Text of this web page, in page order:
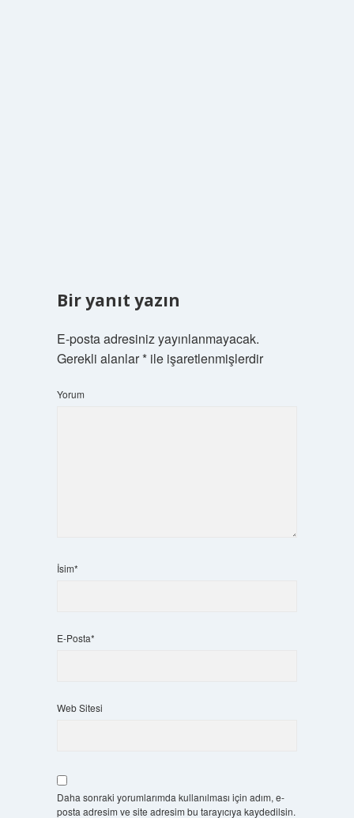
Bir yanıt yazın
E-posta adresiniz yayınlanmayacak.
Gerekli alanlar*ile işaretlenmişlerdir
Yorum
İsim*
E-Posta*
Web Sitesi
Daha sonraki yorumlarımda kullanılması için adım, e-
posta adresim ve site adresim bu tarayıcıya kaydedilsin.